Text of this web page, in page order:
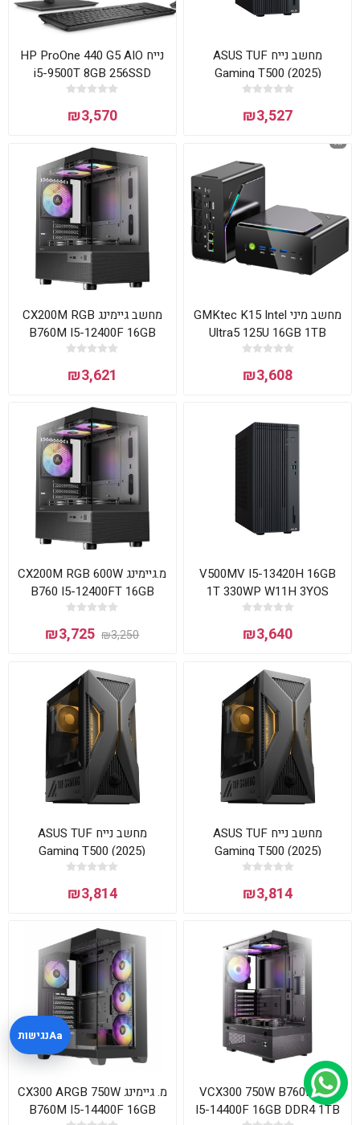
מחשב נייח ASUS TUF
Gaming T500 (2025)
V500MV-13620H082W
₪3,527
נייח HP ProOne 440 G5 AIO
i5-9500T 8GB 256SSD
WIN10 Pro Black
₪3,570
מחשב מיני GMKtec K15 Intel
Ultra5 125U 16GB 1TB
WIN11 Pro
₪3,608
מחשב גיימינג CX200M RGB
B760M I5-12400F 16GB
1TB NVME RTX 3050
₪3,621
V500MV I5-13420H 16GB
1T 330WP W11H 3YOS
Asus
₪3,640
מ.גיימינג CX200M RGB 600W
B760 I5-12400FT 16GB
DDR4 1TB RTX3050
₪3,250
₪3,725
מחשב נייח ASUS TUF
Gaming T500 (2025)
T500MV-13420H1080
₪3,814
מחשב נייח ASUS TUF
Gaming T500 (2025)
T500MV-13420H0370
₪3,814
נייח VCX300 750W B760M
I5-14400F 16GB DDR4 1TB
מ. גיימינג CX300 ARGB 750W
B760M I5-14400F 16GB
Aaנגישות